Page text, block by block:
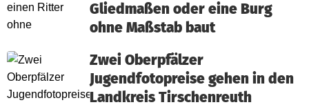
Gliedmaßen oder eine Burg
ohne Maßstab baut
Zwei Oberpfälzer
Jugendfotopreise gehen in den
Landkreis Tirschenreuth